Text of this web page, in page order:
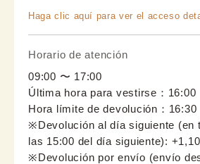
Haga clic aquí para ver el acceso
Horario de atención
09:00 〜 17:00
Última hora para vestirse：16:00
Hora límite de devolución：16:30
※Devolución al día siguiente (en
las 15:00 del día siguiente):
※Devolución por envío (envío